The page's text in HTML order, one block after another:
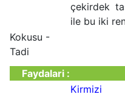
çekirdek
ile bu iki
Kokusu -
Tadi
Faydalari :
Kirmizi